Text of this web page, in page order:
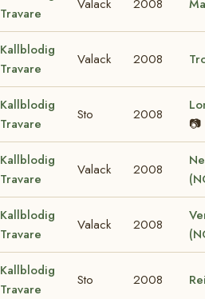
Travare
Valack 2008
Kallblodig
Travare
Valack 2008
Kallblodig
Travare
Sto 2008
📷
Kallblodig
Travare
Valack 2008
Kallblodig
Travare
Valack 2008
Kallblodig
Travare
Sto 2008